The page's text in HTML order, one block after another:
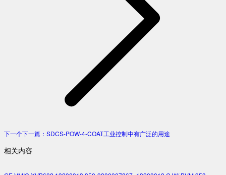
下一个下一篇： SDCS-POW-4-COAT工业控制中有广泛的用途
相关内容